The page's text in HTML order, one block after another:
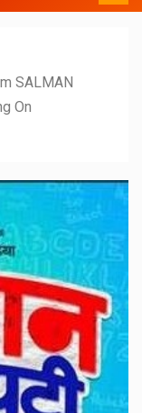
SALMAN
On